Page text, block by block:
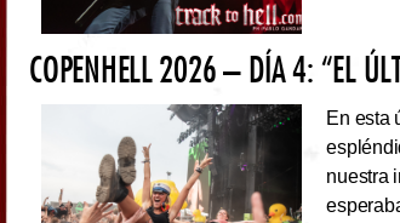
COPENHELL 2026 – DÍA 4: “EL
En esta
nuestra